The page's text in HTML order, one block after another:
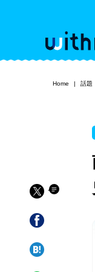
Home 話題